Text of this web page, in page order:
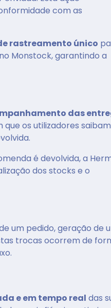
com as
rastreamento único
Monstock, garantindo a
das
os utilizadores
é devolvida, a
dos stocks e o
um pedido, geração de
trocas ocorrem de
e em tempo real das